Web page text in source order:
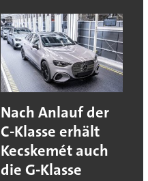
Nach Anlauf der
C-Klasse erhält
Kecskemét auch
die G-Klasse